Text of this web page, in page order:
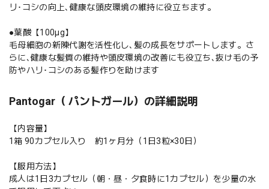
リ･コシの向上､健康な頭皮環境の維持に役立ちます。
●葉酸【100μg】
毛母細胞の新陳代謝を活性化し､髪の成長をサポートします。さ
らに､健康な髪質の維持や頭皮環境の改善にも役立ち､抜け毛の予
防やハリ･コシのある髪作りを助けます
Pantogar（ パントガール）の詳細説明
【内容量】
1箱 90カプセル入り 約1ヶ月分（1日3粒×30日）
【服用方法】
成人は1日3カプセル（朝・昼・夕食時に1カプセル）を少量の水